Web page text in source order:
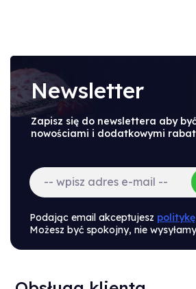
Newsletter
Zapisz się do newslettera aby
nowościami i dodatkowymi
Podając email akceptujesz
Możesz być spokojny, nie